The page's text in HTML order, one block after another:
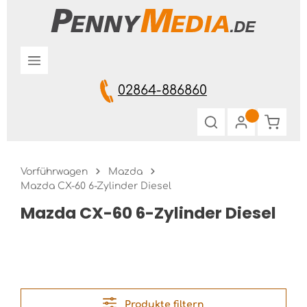
Zum Hauptinhalt springen
02864-886860
Vorführwagen
Mazda
Mazda CX-60 6-Zylinder Diesel
Mazda CX-60 6-Zylinder Diesel
Produkte filtern